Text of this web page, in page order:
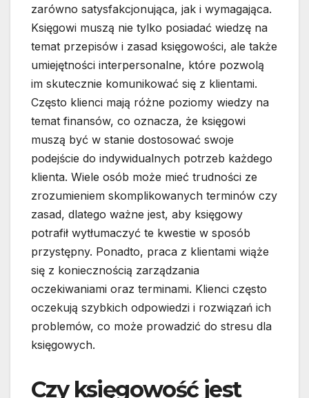
zarówno satysfakcjonująca, jak i wymagająca.
Księgowi muszą nie tylko posiadać wiedzę na
temat przepisów i zasad księgowości, ale także
umiejętności interpersonalne, które pozwolą
im skutecznie komunikować się z klientami.
Często klienci mają różne poziomy wiedzy na
temat finansów, co oznacza, że księgowi
muszą być w stanie dostosować swoje
podejście do indywidualnych potrzeb każdego
klienta. Wiele osób może mieć trudności ze
zrozumieniem skomplikowanych terminów czy
zasad, dlatego ważne jest, aby księgowy
potrafił wytłumaczyć te kwestie w sposób
przystępny. Ponadto, praca z klientami wiąże
się z koniecznością zarządzania
oczekiwaniami oraz terminami. Klienci często
oczekują szybkich odpowiedzi i rozwiązań ich
problemów, co może prowadzić do stresu dla
księgowych.
Czy księgowość jest